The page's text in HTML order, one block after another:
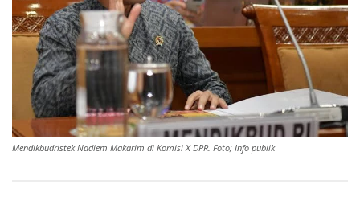
Mendikbudristek Nadiem Makarim di Komisi X DPR. Foto; Info publik